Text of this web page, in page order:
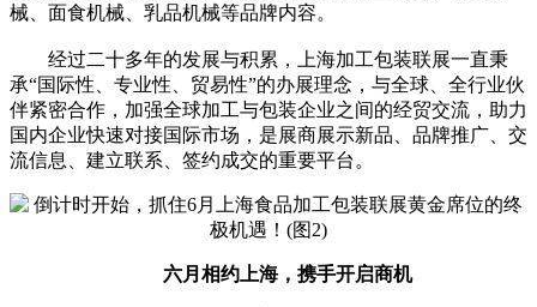
械、面食机械、乳品机械等品牌内容。
经过二十多年的发展与积累，上海加工包装联展一直秉
承“国际性、专业性、贸易性”的办展理念，与全球、全行业伙
伴紧密合作，加强全球加工与包装企业之间的经贸交流，助力
国内企业快速对接国际市场，是展商展示新品、品牌推广、交
流信息、建立联系、签约成交的重要平台。
六月相约上海，携手开启商机